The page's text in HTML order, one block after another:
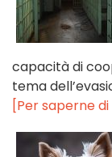
capacità di
tema
[Per saperne di